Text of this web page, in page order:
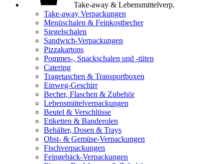
Take-away & Lebensmittelverp.
Take-away Verpackungen
Menüschalen & Feinkostbecher
Siegelschalen
Sandwich-Verpackungen
Pizzakartons
Pommes-, Snackschalen und -tüten
Catering
Tragetaschen & Transportboxen
Einweg-Geschirr
Becher, Flaschen & Zubehör
Lebensmittelverpackungen
Beutel & Verschlüsse
Etiketten & Banderolen
Behälter, Dosen & Trays
Obst- & Gemüse-Verpackungen
Fischverpackungen
Feingebäck-Verpackungen